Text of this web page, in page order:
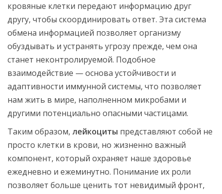
кровяные клетки передают информацию друг
другу, чтобы скоординировать ответ. Эта система
обмена информацией позволяет организму
обуздывать и устранять угрозу прежде, чем она
станет неконтролируемой. Подобное
взаимодействие — основа устойчивости и
адаптивности иммунной системы, что позволяет
нам жить в мире, наполненном микробами и
другими потенциально опасными частицами.
Таким образом, лейкоциты представляют собой не
просто клетки в крови, но жизненно важный
компонент, который охраняет наше здоровье
ежедневно и ежеминутно. Понимание их роли
позволяет больше ценить тот невидимый фронт,